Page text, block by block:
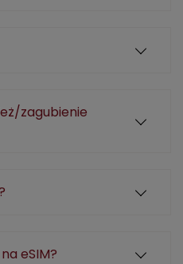
zagubienie
eSIM?